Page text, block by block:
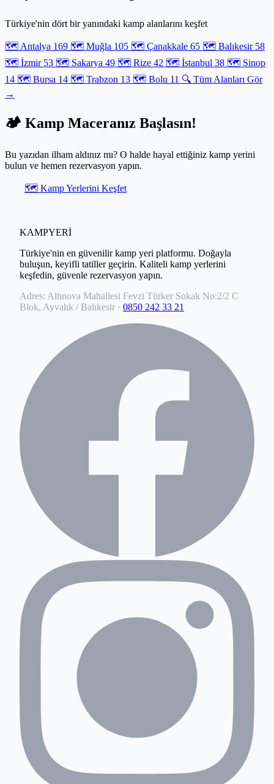
gibi yaygın çadır tasarımlarını tüm teknik detaylarıyla inceleyecek,
Kamp maceralarınızı bir üst seviyeye taşımak için doğru yerdesiniz.
Türkiye'nin dört bir yanındaki kamp alanlarını keşfet
🗺️ Antalya 169 🗺️ Muğla 105 🗺️ Çanakkale 65 🗺️ Balıkesir 58
🗺️ İzmir 53 🗺️ Sakarya 49 🗺️ Rize 42 🗺️ İstanbul 38 🗺️ Sinop
14 🗺️ Bursa 14 🗺️ Trabzon 13 🗺️ Bolu 11 🔍 Tüm Alanları Gör
→
🏕️ Kamp Maceranız Başlasın!
Bu yazıdan ilham aldınız mı? O halde hayal ettiğiniz kamp yerini
bulun ve hemen rezervasyon yapın.
🗺️ Kamp Yerlerini Keşfet
KAMPYERİ
Türkiye'nin en güvenilir kamp yeri platformu. Doğayla
buluşun, keyifli tatiller geçirin. Kaliteli kamp yerlerini
keşfedin, güvenle rezervasyon yapın.
Adres: Altınova Mahallesi Fevzi Türker Sokak No:2/2 C
Blok, Ayvalık / Balıkesir · 0850 242 33 21